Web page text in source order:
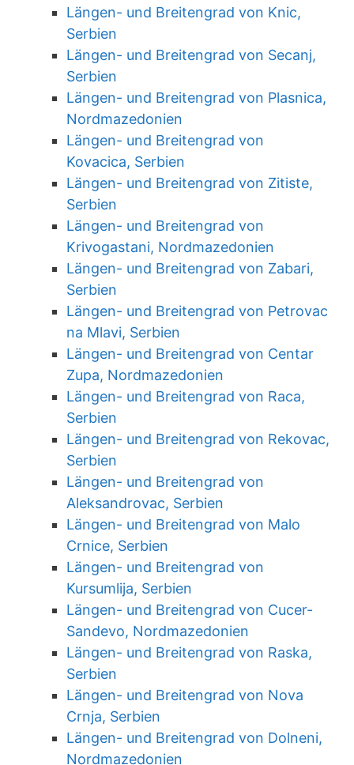
Längen- und Breitengrad von Knic,
Serbien
Längen- und Breitengrad von Secanj,
Serbien
Längen- und Breitengrad von Plasnica,
Nordmazedonien
Längen- und Breitengrad von
Kovacica, Serbien
Längen- und Breitengrad von Zitiste,
Serbien
Längen- und Breitengrad von
Krivogastani, Nordmazedonien
Längen- und Breitengrad von Zabari,
Serbien
Längen- und Breitengrad von Petrovac
na Mlavi, Serbien
Längen- und Breitengrad von Centar
Zupa, Nordmazedonien
Längen- und Breitengrad von Raca,
Serbien
Längen- und Breitengrad von Rekovac,
Serbien
Längen- und Breitengrad von
Aleksandrovac, Serbien
Längen- und Breitengrad von Malo
Crnice, Serbien
Längen- und Breitengrad von
Kursumlija, Serbien
Längen- und Breitengrad von Cucer-
Sandevo, Nordmazedonien
Längen- und Breitengrad von Raska,
Serbien
Längen- und Breitengrad von Nova
Crnja, Serbien
Längen- und Breitengrad von Dolneni,
Nordmazedonien